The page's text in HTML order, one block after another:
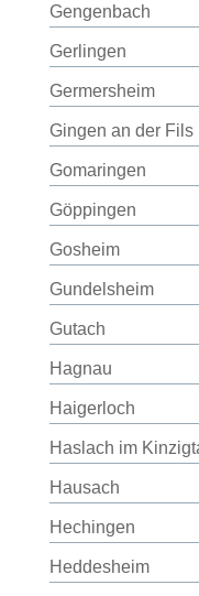
Gengenbach
Gerlingen
Germersheim
Gingen an der Fils
Gomaringen
Göppingen
Gosheim
Gundelsheim
Gutach
Hagnau
Haigerloch
Haslach im
Hausach
Hechingen
Heddesheim